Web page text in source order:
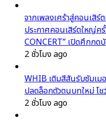
จากเพลงเศร้าสู่คอนเสิ
ประกาศคอนเสิร์ตใหญ่ค
CONCERT” เปิดศึกกด
2 ชั่วโมง ago
WHIB เติมสีสันรับซัมเม
ปลดล็อกตัวตนบทใหม่ โช
2 ชั่วโมง ago